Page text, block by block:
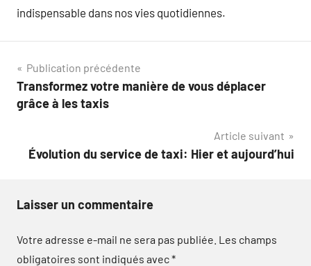
indispensable dans nos vies quotidiennes.
Navigation
de
Publication précédente
Transformez votre manière de vous déplacer
grâce à les taxis
Article suivant
Évolution du service de taxi: Hier et aujourd’hui
Laisser un commentaire
Votre adresse e-mail ne sera pas publiée. Les champs
obligatoires sont indiqués avec*